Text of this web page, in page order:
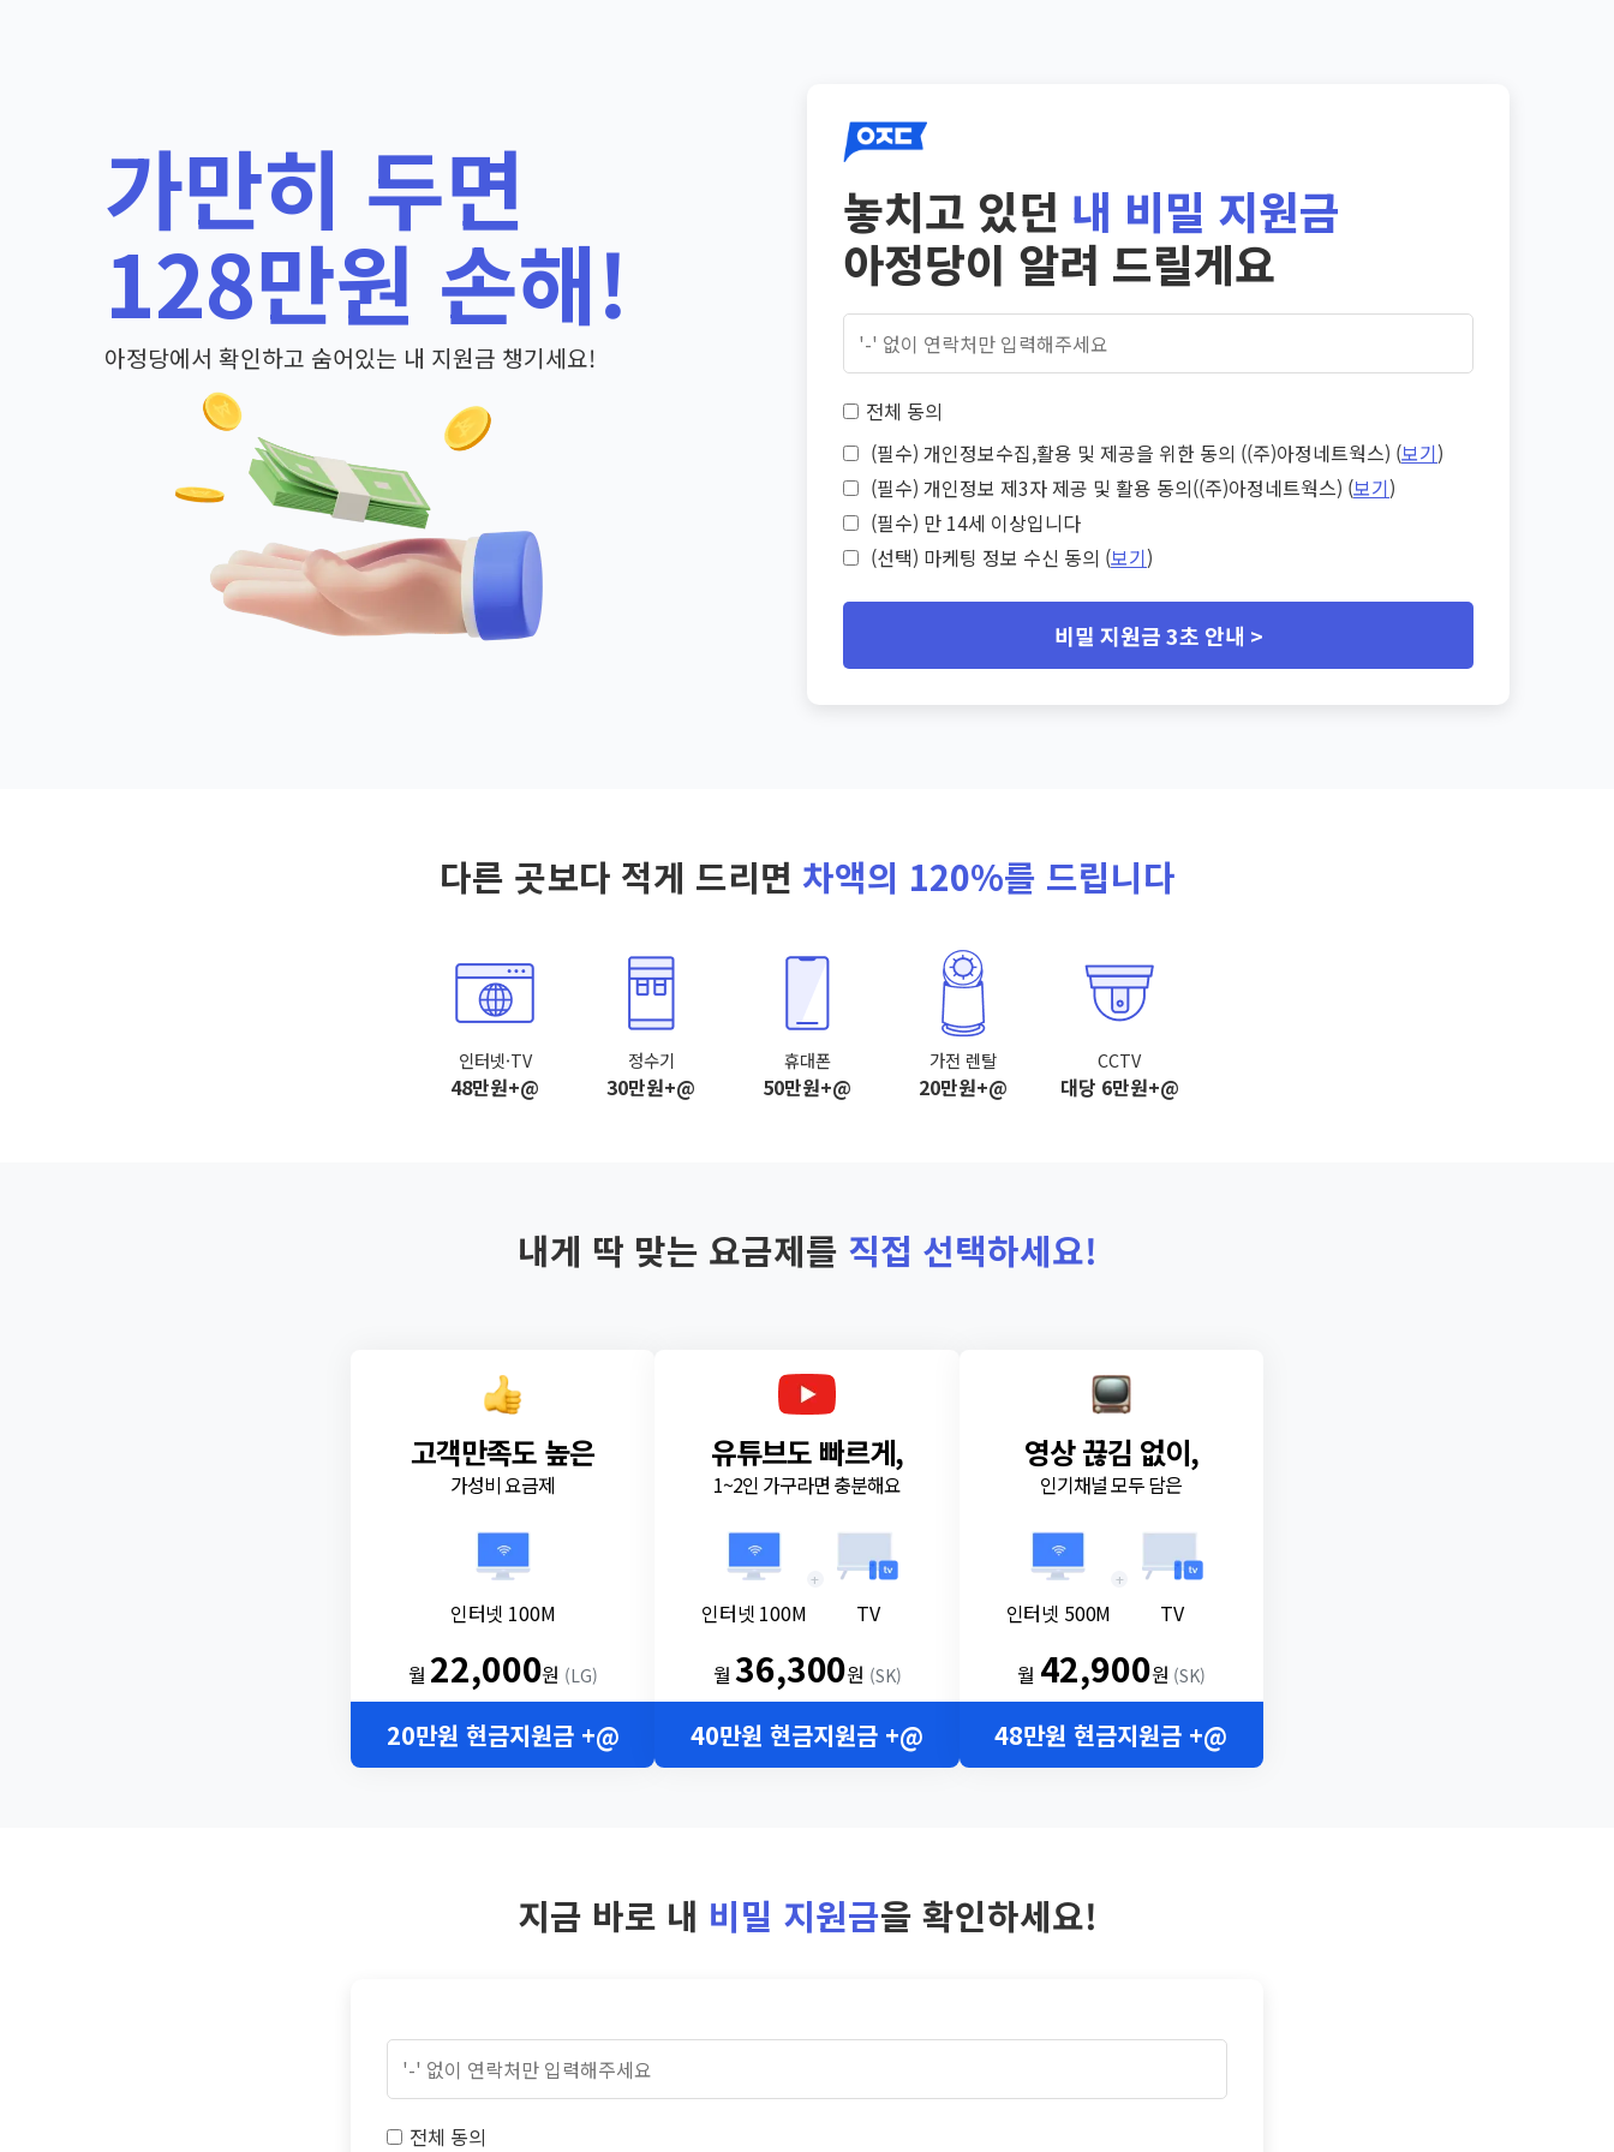
가만히 두면
128만원 손해!
아정당에서 확인하고 숨어있는 내 지원금 챙기세요!
놓치고 있던 내 비밀 지원금
아정당이 알려 드릴게요
전체 동의
(필수) 개인정보수집,활용 및 제공을 위한 동의 ((주)아정네트웍스) (보기)
(필수) 개인정보 제3자 제공 및 활용 동의((주)아정네트웍스) (보기)
(필수) 만 14세 이상입니다
(선택) 마케팅 정보 수신 동의 (보기)
비밀 지원금 3초 안내 >
다른 곳보다 적게 드리면 차액의 120%를 드립니다
인터넷·TV
48만원+@
정수기
30만원+@
휴대폰
50만원+@
가전 렌탈
20만원+@
CCTV
대당 6만원+@
내게 딱 맞는 요금제를 직접 선택하세요!
고객만족도 높은
가성비 요금제
인터넷 100M
월 22,000원 (LG)
20만원 현금지원금 +@
유튜브도 빠르게,
1~2인 가구라면 충분해요
인터넷 100M
+
TV
월36,300원 (SK)
40만원 현금지원금 +@
영상 끊김 없이,
인기채널 모두 담은
인터넷 500M
+
TV
월 42,900원 (SK)
48만원 현금지원금 +@
지금 바로 내 비밀 지원금을 확인하세요!
전체 동의